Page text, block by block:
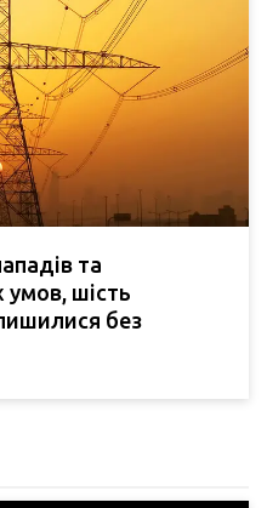
та
умов, шість
без